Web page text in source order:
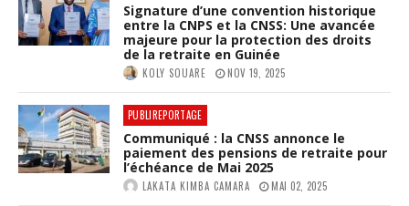
Signature d’une convention historique
entre la CNPS et la CNSS: Une avancée
majeure pour la protection des droits
de la retraite en Guinée
KOLY SOUARE NOV 19, 2025
PUBLIREPORTAGE
Communiqué : la CNSS annonce le
paiement des pensions de retraite pour
l’échéance de Mai 2025
LAKATA KIMBA CAMARA MAI 02, 2025